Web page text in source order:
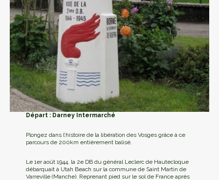
Départ : Darney Intermarché
Plongez dans l’histoire de la libération des Vosges grâce à ce
parcours de 200km entièrement balisé.
Le 1er août 1944, la 2e DB du général Leclerc de Hautecloque
débarquait à Utah Beach sur la commune de Saint Martin de
Varreville (Manche). Reprenant pied sur le sol de France après